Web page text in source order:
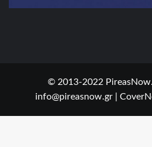
© 2013-2022
info@pireasnow.gr